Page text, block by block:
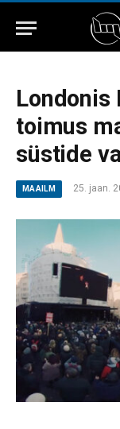
Londonis
toimus
süstide
MAAILM 25. jaan.